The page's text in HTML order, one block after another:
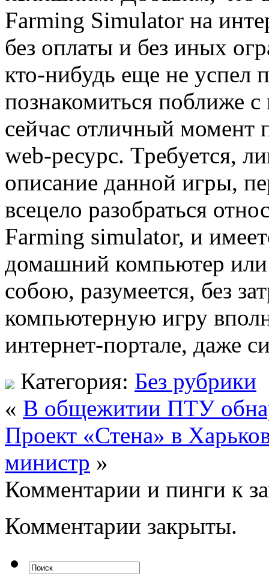
Farming Simulator на
без оплаты и без иных
кто-нибудь еще не успел
познакомиться поближе
сейчас отличный момент
web-ресурс. Требуется,
описание данной игры,
всецело разобраться
Farming simulator, и
домашний компьютер
собою, разумеется, без
компьютерную игру
интернет-портале, даже
Категория: Без рубрики
« В общежитии ПТУ
Проект «Стена» в
министр »
Комментарии и пинги к
Комментарии закрыты.